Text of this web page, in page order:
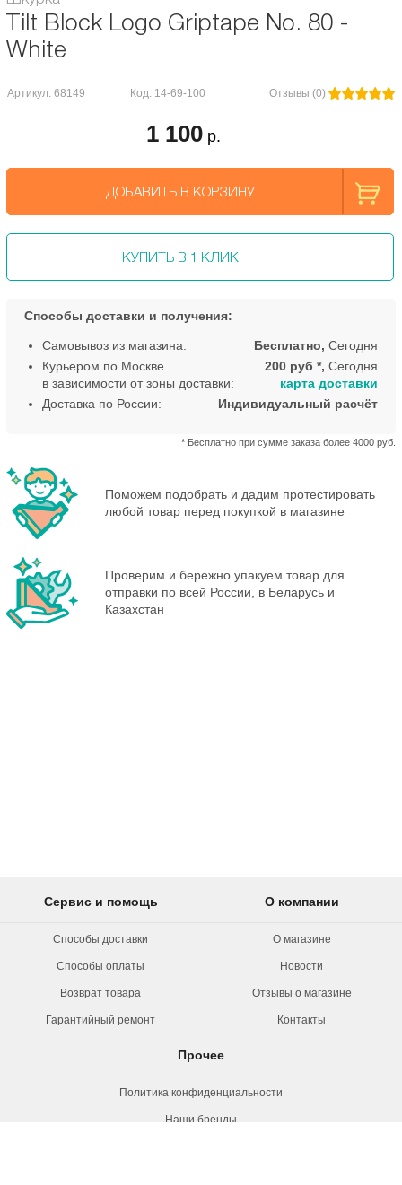
Tilt Block Logo Griptape No. 80 -
White
Артикул: 68149 Код: 14-69-100 Отзывы (0)
1 100р.
ДОБАВИТЬ В КОРЗИНУ
КУПИТЬ В 1 КЛИК
Способы доставки и получения:
Самовывоз из магазина: Бесплатно, Сегодня
Курьером по Москве
в зависимости от зоны доставки:
200 руб *, Сегодня
* Бесплатно при сумме заказа более 4000 руб.
карта доставки
Доставка по России:
Индивидуальный расчёт
Поможем подобрать и дадим протестировать
любой товар перед покупкой в магазине
Проверим и бережно упакуем товар для
отправки по всей России, в Беларусь и
Казахстан
Сервис и помощь
Способы доставки
Способы оплаты
Возврат товара
Гарантийный ремонт
О компании
О магазине
Новости
Отзывы о магазине
Контакты
Прочее
Политика конфиденциальности
Наши бренды